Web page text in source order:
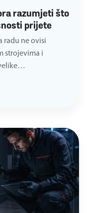
razumjeti što
prijete
radu ne ovisi
strojevima i